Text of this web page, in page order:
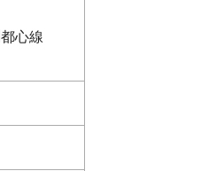
心線